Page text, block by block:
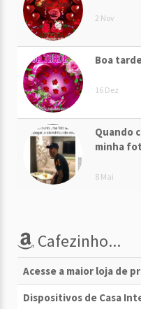
2 Nov
Boa
16 Dez
Quando
minha
8 Mai
Cafezinho...
Acesse a maior loja de
Dispositivos de Casa